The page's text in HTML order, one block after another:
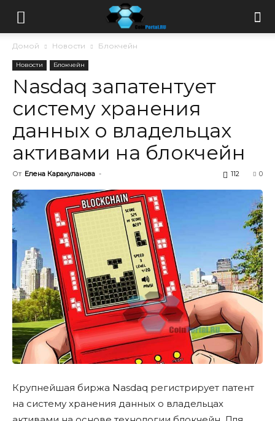
Домой Новости Блокчейн
Новости Блокчейн
Nasdaq запатентует
систему хранения
данных о владельцах
активами на блокчейн
От Елена Каракуланова - 0
112
Крупнейшая биржа Nasdaq регистрирует патент
на систему хранения данных о владельцах